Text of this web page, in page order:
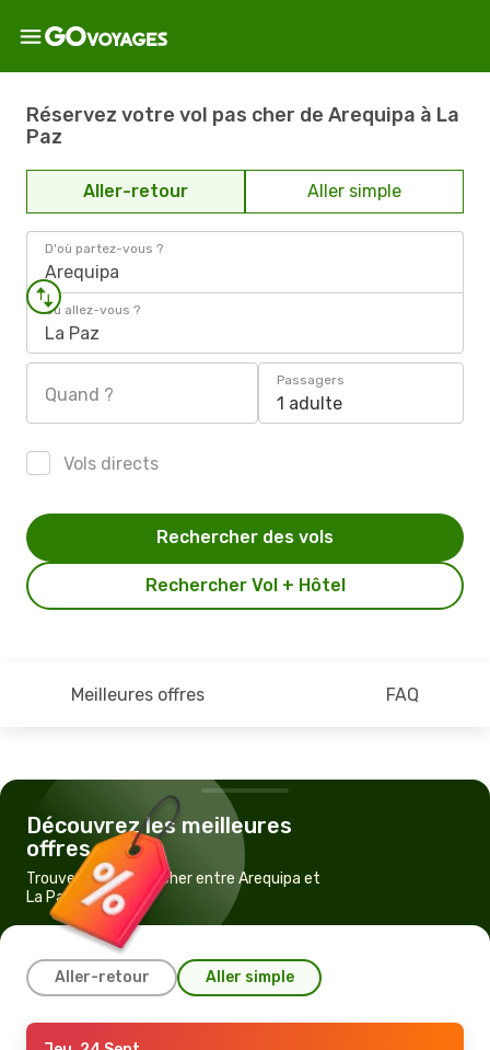
Réservez votre vol pas cher de Arequipa à La
Paz
Aller-retour Aller simple
D'où partez-vous ?
Arequipa
Où allez-vous ?
La Paz
Quand ?
Passagers
1 adulte
Vols directs
Rechercher Vol + Hôtel
Rechercher des vols
Meilleures offres FAQ
Découvrez les meilleures
offres
Trouvez un vol pas cher entre Arequipa et
La Paz
Aller-retour Aller simple